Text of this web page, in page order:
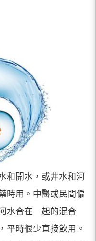
和開水，或井水和河
時用。中醫或民間偏
水合在一起的混合
平時很少直接飲用。